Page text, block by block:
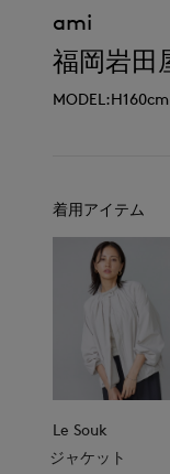
ami
福岡岩田
MODEL:H160cm
着用アイテム
Le Souk
ジャケット